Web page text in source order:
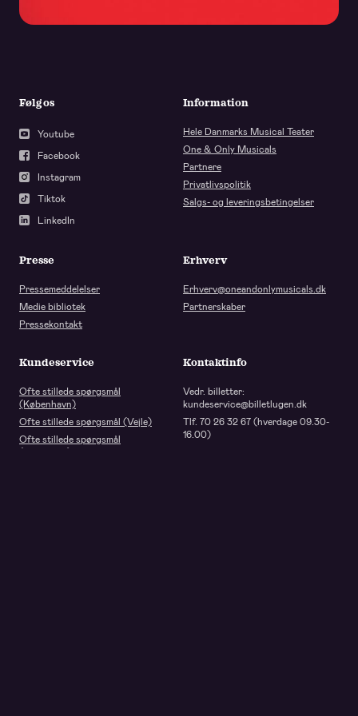
Følg os
Youtube
Facebook
Instagram
Tiktok
LinkedIn
Information
Hele Danmarks Musical Teater
One & Only Musicals
Partnere
Privatlivspolitik
Salgs- og leveringsbetingelser
Presse
Pressemeddelelser
Medie bibliotek
Pressekontakt
Erhverv
Erhverv@oneandonlymusicals.dk
Partnerskaber
Kundeservice
Ofte stillede spørgsmål
(København)
Ofte stillede spørgsmål (Vejle)
Ofte stillede spørgsmål
(Holstebro)
Kontaktinfo
Vedr. billetter:
kundeservice@billetlugen.dk
Tlf. 70 26 32 67 (hverdage 09.30-
16.00)